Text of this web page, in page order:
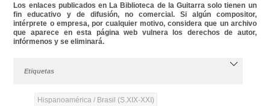
Los enlaces publicados en La Biblioteca de la Guitarra solo tienen un
fin educativo y de difusión, no comercial. Si algún compositor,
intérprete o empresa, por cualquier motivo, considera que un archivo
que aparece en esta página web vulnera los derechos de autor,
infórmenos y se eliminará.
Etiquetas
Hispanoamérica / Brasil (S.XIX-XXI)